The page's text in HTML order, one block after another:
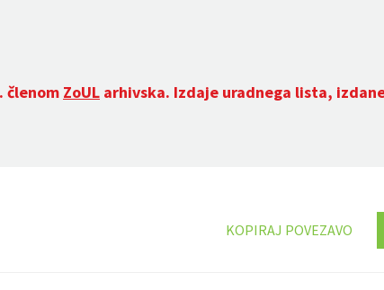
členom ZoUL arhivska. Izdaje uradnega lista,
KOPIRAJ POVEZAVO